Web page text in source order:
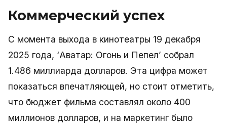
Коммерческий успех
С момента выхода в кинотеатры 19 декабря
2025 года, ‘Аватар: Огонь и Пепел’ собрал
1.486 миллиарда долларов. Эта цифра может
показаться впечатляющей, но стоит отметить,
что бюджет фильма составлял около 400
миллионов долларов, и на маркетинг было